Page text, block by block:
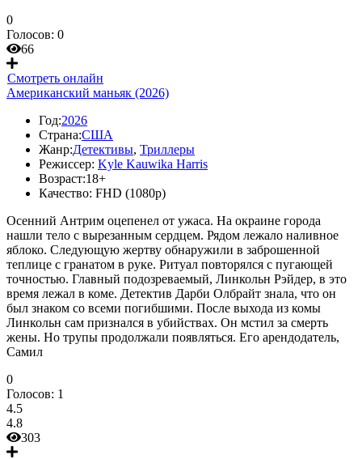
0
Голосов: 0
66
Смотреть онлайн
Американский маньяк (2026)
Год:2026
Страна:США
Жанр:Детективы, Триллеры
Режиссер: Kyle Kauwika Harris
Возраст:18+
Качество: FHD (1080p)
Осенний Антрим оцепенел от ужаса. На окраине города
нашли тело с вырезанным сердцем. Рядом лежало наливное
яблоко. Следующую жертву обнаружили в заброшенной
теплице с гранатом в руке. Ритуал повторялся с пугающей
точностью. Главный подозреваемый, Линкольн Рэйдер, в это
время лежал в коме. Детектив Дарби Олбрайт знала, что он
был знаком со всеми погибшими. После выхода из комы
Линкольн сам признался в убийствах. Он мстил за смерть
жены. Но трупы продолжали появляться. Его арендодатель,
Самил
0
Голосов: 1
4.5
4.8
303